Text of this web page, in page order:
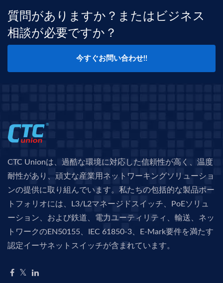
質問がありますか？またはビジネス
相談が必要ですか？
今すぐお問い合わせ!!
CTC Unionは、過酷な環境に対応した信頼性が高く、温度
耐性があり、頑丈な産業用ネットワーキングソリューショ
ンの提供に取り組んでいます。私たちの包括的な製品ポー
トフォリオには、L3/L2マネージドスイッチ、PoEソリュ
ーション、および鉄道、電力ユーティリティ、輸送、ネッ
トワークのEN50155、IEC 61850-3、E-Mark要件を満たす
認定イーサネットスイッチが含まれています。